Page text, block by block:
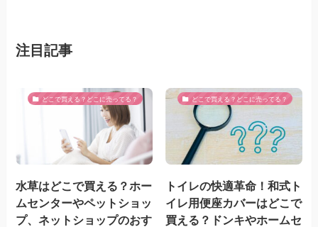
注目記事
どこで買える？どこに売ってる？
水草はどこで買える？ホー
ムセンターやペットショッ
プ、ネットショップのおす
どこで買える？どこに売ってる？
トイレの快適革命！和式ト
イレ用便座カバーはどこで
買える？ドンキやホームセ